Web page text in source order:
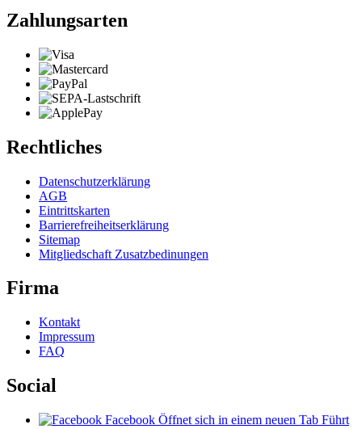
Zahlungsarten
Rechtliches
Datenschutzerklärung
AGB
Eintrittskarten
Barrierefreiheitserklärung
Sitemap
Mitgliedschaft Zusatzbedinungen
Firma
Kontakt
Impressum
FAQ
Social
Facebook Öffnet sich in einem neuen Tab Führt